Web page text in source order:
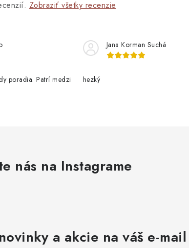
Zobraziť všetky recenzie
poradia. Patrí medzi
Jana Korman Suchá
hezký
nás na Instagrame
a akcie na váš e-mail